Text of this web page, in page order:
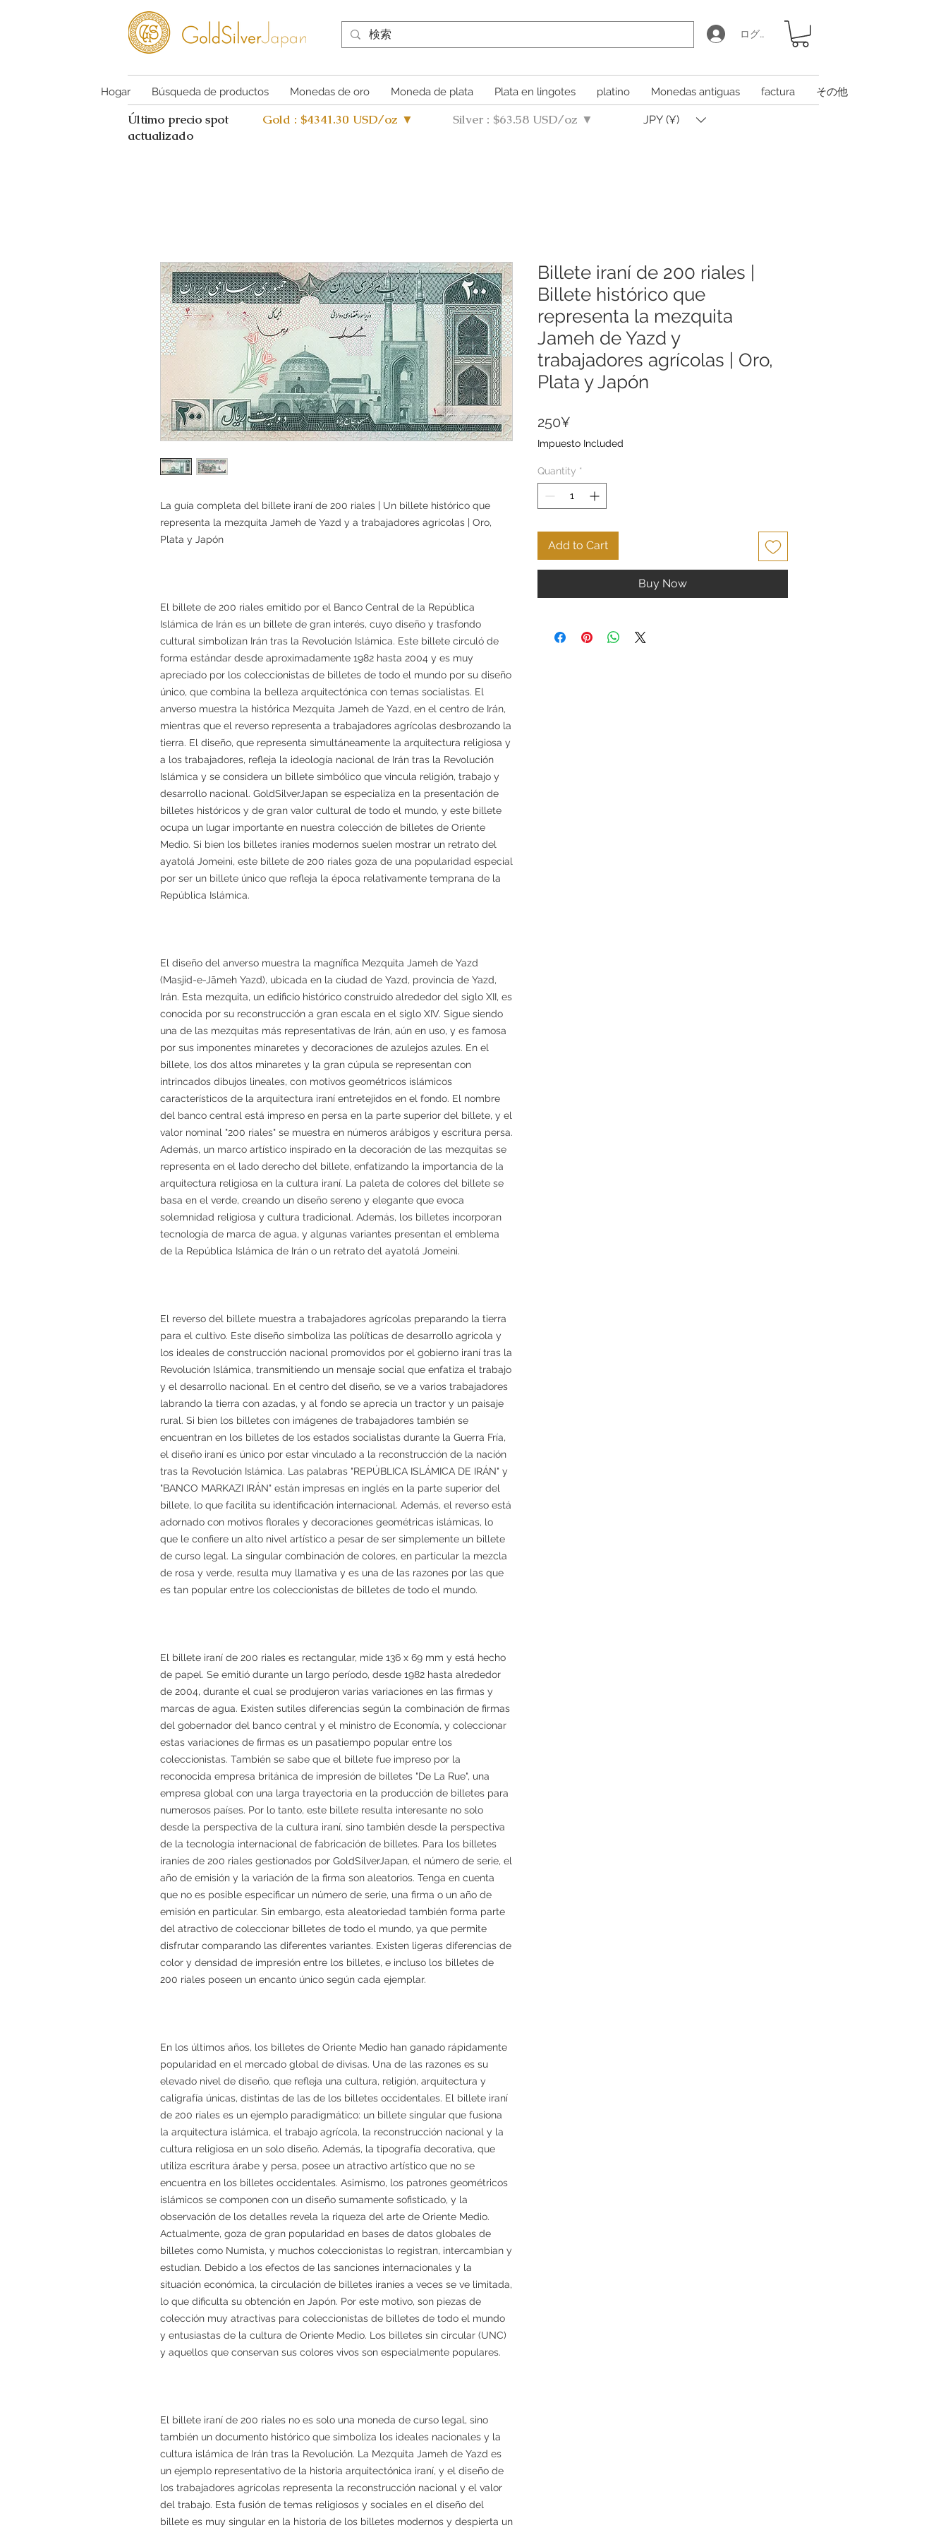
ログイン
Hogar Búsqueda de productos Monedas de oro Moneda de plata Plata en lingotes platino Monedas antiguas factura その他
Último precio spot
actualizado
Gold : $4341.30 USD/oz ▼ Silver : $63.58 USD/oz ▼ JPY (¥)
La guía completa del billete iraní de 200 riales | Un billete histórico que
representa la mezquita Jameh de Yazd y a trabajadores agrícolas | Oro,
Plata y Japón
El billete de 200 riales emitido por el Banco Central de la República
Islámica de Irán es un billete de gran interés, cuyo diseño y trasfondo
cultural simbolizan Irán tras la Revolución Islámica. Este billete circuló de
forma estándar desde aproximadamente 1982 hasta 2004 y es muy
apreciado por los coleccionistas de billetes de todo el mundo por su diseño
único, que combina la belleza arquitectónica con temas socialistas. El
anverso muestra la histórica Mezquita Jameh de Yazd, en el centro de Irán,
mientras que el reverso representa a trabajadores agrícolas desbrozando la
tierra. El diseño, que representa simultáneamente la arquitectura religiosa y
a los trabajadores, refleja la ideología nacional de Irán tras la Revolución
Islámica y se considera un billete simbólico que vincula religión, trabajo y
desarrollo nacional. GoldSilverJapan se especializa en la presentación de
billetes históricos y de gran valor cultural de todo el mundo, y este billete
ocupa un lugar importante en nuestra colección de billetes de Oriente
Medio. Si bien los billetes iraníes modernos suelen mostrar un retrato del
ayatolá Jomeini, este billete de 200 riales goza de una popularidad especial
por ser un billete único que refleja la época relativamente temprana de la
República Islámica.
El diseño del anverso muestra la magnífica Mezquita Jameh de Yazd
(Masjid-e-Jāmeh Yazd), ubicada en la ciudad de Yazd, provincia de Yazd,
Irán. Esta mezquita, un edificio histórico construido alrededor del siglo XII, es
conocida por su reconstrucción a gran escala en el siglo XIV. Sigue siendo
una de las mezquitas más representativas de Irán, aún en uso, y es famosa
por sus imponentes minaretes y decoraciones de azulejos azules. En el
billete, los dos altos minaretes y la gran cúpula se representan con
intrincados dibujos lineales, con motivos geométricos islámicos
característicos de la arquitectura iraní entretejidos en el fondo. El nombre
del banco central está impreso en persa en la parte superior del billete, y el
valor nominal "200 riales" se muestra en números arábigos y escritura persa.
Además, un marco artístico inspirado en la decoración de las mezquitas se
representa en el lado derecho del billete, enfatizando la importancia de la
arquitectura religiosa en la cultura iraní. La paleta de colores del billete se
basa en el verde, creando un diseño sereno y elegante que evoca
solemnidad religiosa y cultura tradicional. Además, los billetes incorporan
tecnología de marca de agua, y algunas variantes presentan el emblema
de la República Islámica de Irán o un retrato del ayatolá Jomeini.
El reverso del billete muestra a trabajadores agrícolas preparando la tierra
para el cultivo. Este diseño simboliza las políticas de desarrollo agrícola y
los ideales de construcción nacional promovidos por el gobierno iraní tras la
Revolución Islámica, transmitiendo un mensaje social que enfatiza el trabajo
y el desarrollo nacional. En el centro del diseño, se ve a varios trabajadores
labrando la tierra con azadas, y al fondo se aprecia un tractor y un paisaje
rural. Si bien los billetes con imágenes de trabajadores también se
encuentran en los billetes de los estados socialistas durante la Guerra Fría,
el diseño iraní es único por estar vinculado a la reconstrucción de la nación
tras la Revolución Islámica. Las palabras "REPÚBLICA ISLÁMICA DE IRÁN" y
"BANCO MARKAZI IRÁN" están impresas en inglés en la parte superior del
billete, lo que facilita su identificación internacional. Además, el reverso está
adornado con motivos florales y decoraciones geométricas islámicas, lo
que le confiere un alto nivel artístico a pesar de ser simplemente un billete
de curso legal. La singular combinación de colores, en particular la mezcla
de rosa y verde, resulta muy llamativa y es una de las razones por las que
es tan popular entre los coleccionistas de billetes de todo el mundo.
El billete iraní de 200 riales es rectangular, mide 136 x 69 mm y está hecho
de papel. Se emitió durante un largo período, desde 1982 hasta alrededor
de 2004, durante el cual se produjeron varias variaciones en las firmas y
marcas de agua. Existen sutiles diferencias según la combinación de firmas
del gobernador del banco central y el ministro de Economía, y coleccionar
estas variaciones de firmas es un pasatiempo popular entre los
coleccionistas. También se sabe que el billete fue impreso por la
reconocida empresa británica de impresión de billetes "De La Rue", una
empresa global con una larga trayectoria en la producción de billetes para
numerosos países. Por lo tanto, este billete resulta interesante no solo
desde la perspectiva de la cultura iraní, sino también desde la perspectiva
de la tecnología internacional de fabricación de billetes. Para los billetes
iraníes de 200 riales gestionados por GoldSilverJapan, el número de serie, el
año de emisión y la variación de la firma son aleatorios. Tenga en cuenta
que no es posible especificar un número de serie, una firma o un año de
emisión en particular. Sin embargo, esta aleatoriedad también forma parte
del atractivo de coleccionar billetes de todo el mundo, ya que permite
disfrutar comparando las diferentes variantes. Existen ligeras diferencias de
color y densidad de impresión entre los billetes, e incluso los billetes de
200 riales poseen un encanto único según cada ejemplar.
En los últimos años, los billetes de Oriente Medio han ganado rápidamente
popularidad en el mercado global de divisas. Una de las razones es su
elevado nivel de diseño, que refleja una cultura, religión, arquitectura y
caligrafía únicas, distintas de las de los billetes occidentales. El billete iraní
de 200 riales es un ejemplo paradigmático: un billete singular que fusiona
la arquitectura islámica, el trabajo agrícola, la reconstrucción nacional y la
cultura religiosa en un solo diseño. Además, la tipografía decorativa, que
utiliza escritura árabe y persa, posee un atractivo artístico que no se
encuentra en los billetes occidentales. Asimismo, los patrones geométricos
islámicos se componen con un diseño sumamente sofisticado, y la
observación de los detalles revela la riqueza del arte de Oriente Medio.
Actualmente, goza de gran popularidad en bases de datos globales de
billetes como Numista, y muchos coleccionistas lo registran, intercambian y
estudian. Debido a los efectos de las sanciones internacionales y la
situación económica, la circulación de billetes iraníes a veces se ve limitada,
lo que dificulta su obtención en Japón. Por este motivo, son piezas de
colección muy atractivas para coleccionistas de billetes de todo el mundo
y entusiastas de la cultura de Oriente Medio. Los billetes sin circular (UNC)
y aquellos que conservan sus colores vivos son especialmente populares.
El billete iraní de 200 riales no es solo una moneda de curso legal, sino
también un documento histórico que simboliza los ideales nacionales y la
cultura islámica de Irán tras la Revolución. La Mezquita Jameh de Yazd es
un ejemplo representativo de la historia arquitectónica iraní, y el diseño de
los trabajadores agrícolas representa la reconstrucción nacional y el valor
del trabajo. Esta fusión de temas religiosos y sociales en el diseño del
billete es muy singular en la historia de los billetes modernos y despierta un
Billete iraní de 200 riales |
Billete histórico que
representa la mezquita
Jameh de Yazd y
trabajadores agrícolas | Oro,
Plata y Japón
250¥
Impuesto Included
Quantity *
Add to Cart
Buy Now